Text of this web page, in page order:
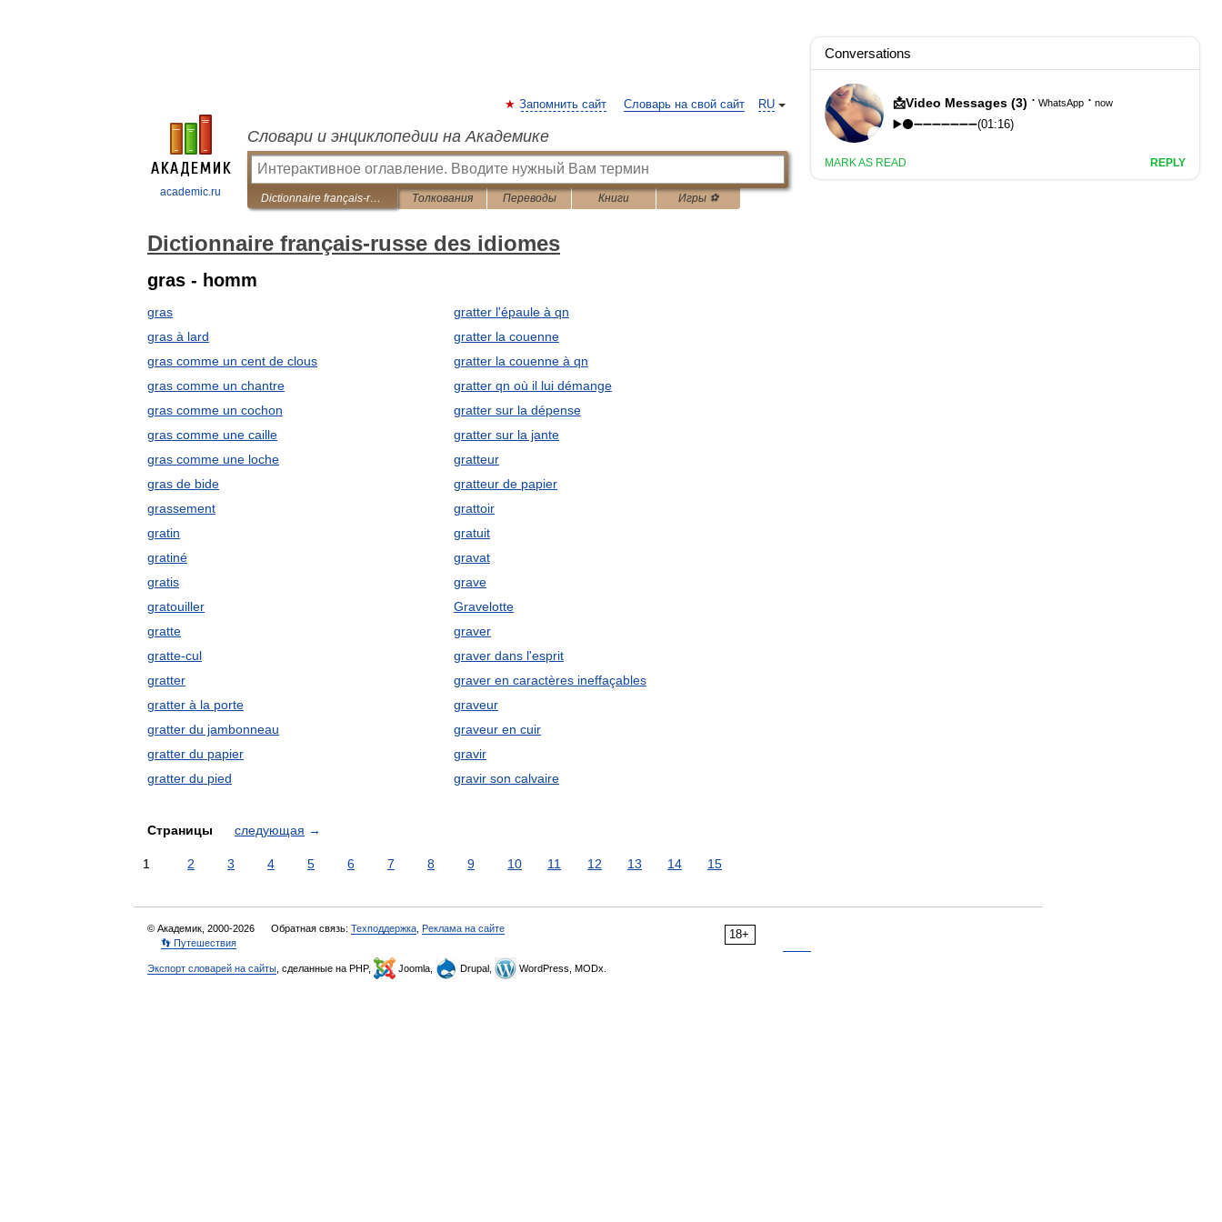
academic.ru
RU
Запомнить сайт Словарь на свой сайт
Словари и энциклопедии на Академике
Dictionnaire français-russe des idiomes Толкования Переводы Книги Игры ⚽
Dictionnaire français-russe des idiomes
gras - homm
gras
gras à lard
gras comme un cent de clous
gras comme un chantre
gras comme un cochon
gras comme une caille
gras comme une loche
gras de bide
grassement
gratin
gratiné
gratis
gratouiller
gratte
gratte-cul
gratter
gratter à la porte
gratter du jambonneau
gratter du papier
gratter du pied
gratter l'épaule à qn
gratter la couenne
gratter la couenne à qn
gratter qn où il lui démange
gratter sur la dépense
gratter sur la jante
gratteur
gratteur de papier
grattoir
gratuit
gravat
grave
Gravelotte
graver
graver dans l'esprit
graver en caractères ineffaçables
graveur
graveur en cuir
gravir
gravir son calvaire
Страницы следующая →
1 2 3 4 5 6 7 8 9 10 11 12 13 14 15
18+
© Академик, 2000-2026 Обратная связь: Техподдержка Реклама на сайте
👣 Путешествия
Экспорт словарей на сайты , сделанные на PHP, Joomla, Drupal, WordPress, MODx.